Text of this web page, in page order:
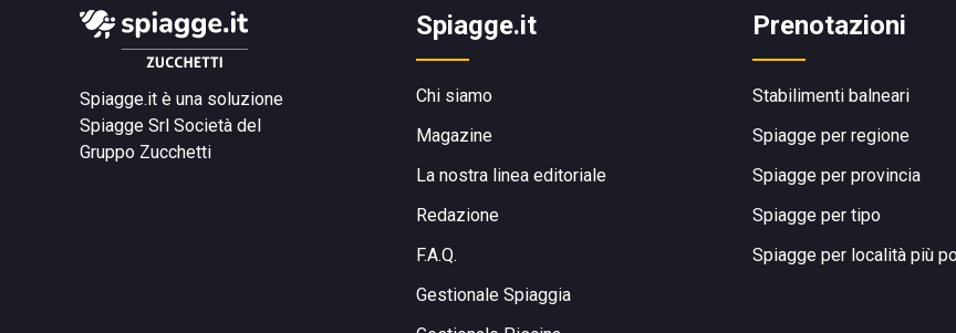
Spiagge.it è una soluzione
Spiagge Srl Società del
Gruppo Zucchetti
Spiagge.it
Chi siamo
Magazine
La nostra linea editoriale
Redazione
F.A.Q.
Gestionale Spiaggia
Prenotazioni
Stabilimenti balneari
Spiagge per regione
Spiagge per provincia
Spiagge per tipo
Spiagge per località più